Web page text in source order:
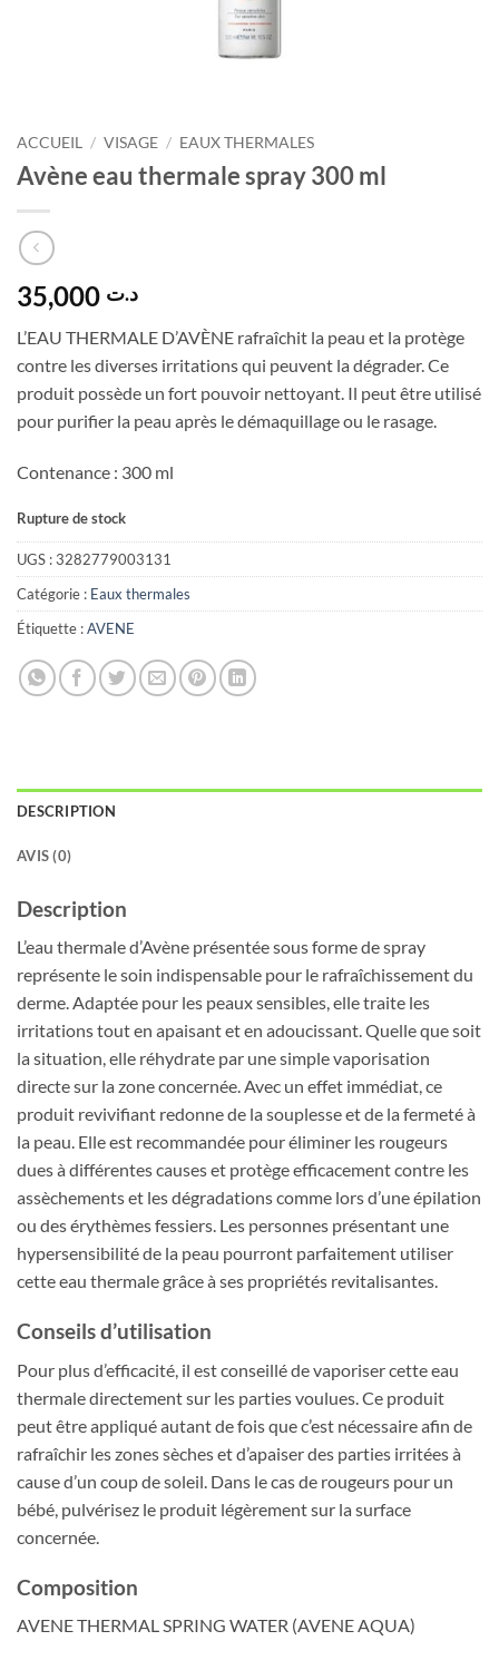
ACCUEIL / VISAGE / EAUX THERMALES
Avène eau thermale spray 300 ml
د.ت
L’EAU THERMALE D’AVÈNE rafraîchit la peau et la protège
contre les diverses irritations qui peuvent la dégrader. Ce
produit possède un fort pouvoir nettoyant. Il peut être utilisé
pour purifier la peau après le démaquillage ou le rasage.
Contenance : 300 ml
Rupture de stock
UGS :3282779003131
Catégorie : Eaux thermales
Étiquette :AVENE
DESCRIPTION
AVIS (0)
Description
L’eau thermale d’Avène présentée sous forme de spray
représente le soin indispensable pour le rafraîchissement du
derme. Adaptée pour les peaux sensibles, elle traite les
irritations tout en apaisant et en adoucissant. Quelle que soit
la situation, elle réhydrate par une simple vaporisation
directe sur la zone concernée. Avec un effet immédiat, ce
produit revivifiant redonne de la souplesse et de la fermeté à
la peau. Elle est recommandée pour éliminer les rougeurs
dues à différentes causes et protège efficacement contre les
assèchements et les dégradations comme lors d’une épilation
ou des érythèmes fessiers. Les personnes présentant une
hypersensibilité de la peau pourront parfaitement utiliser
cette eau thermale grâce à ses propriétés revitalisantes.
Conseils d’utilisation
Pour plus d’efficacité, il est conseillé de vaporiser cette eau
thermale directement sur les parties voulues. Ce produit
peut être appliqué autant de fois que c’est nécessaire afin de
rafraîchir les zones sèches et d’apaiser des parties irritées à
cause d’un coup de soleil. Dans le cas de rougeurs pour un
bébé, pulvérisez le produit légèrement sur la surface
concernée.
Composition
AVENE THERMAL SPRING WATER (AVENE AQUA)